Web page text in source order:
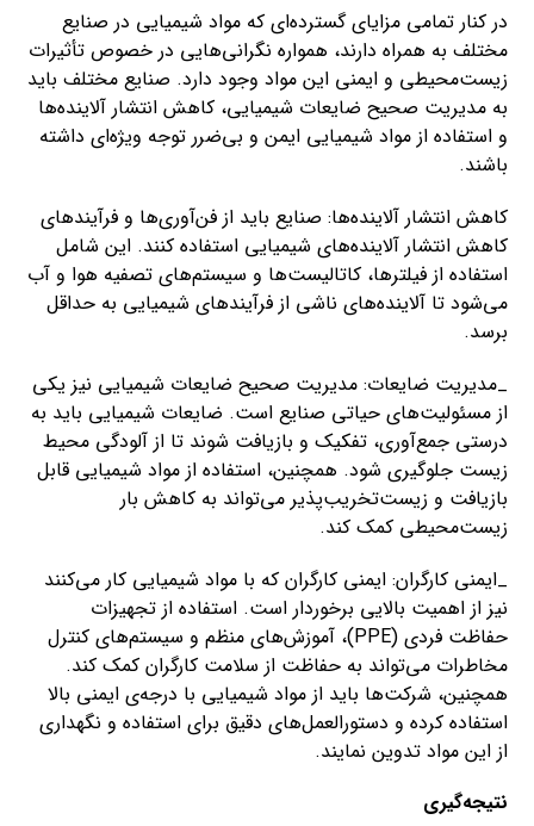
در کنار تمامی مزایای گسترده‌ای که مواد شیمیایی در صنایع
مختلف به همراه دارند، همواره نگرانی‌هایی در خصوص تأثیرات
زیست‌محیطی و ایمنی این مواد وجود دارد. صنایع مختلف باید
به مدیریت صحیح ضایعات شیمیایی، کاهش انتشار آلاینده‌ها
و استفاده از مواد شیمیایی ایمن و بی‌ضرر توجه ویژه‌ای داشته
باشند.
کاهش انتشار آلاینده‌ها: صنایع باید از فن‌آوری‌ها و فرآیندهای
کاهش انتشار آلاینده‌های شیمیایی استفاده کنند. این شامل
استفاده از فیلترها، کاتالیست‌ها و سیستم‌های تصفیه هوا و آب
می‌شود تا آلاینده‌های ناشی از فرآیندهای شیمیایی به حداقل
برسد.
_مدیریت ضایعات: مدیریت صحیح ضایعات شیمیایی نیز یکی
از مسئولیت‌های حیاتی صنایع است. ضایعات شیمیایی باید به
درستی جمع‌آوری، تفکیک و بازیافت شوند تا از آلودگی محیط
زیست جلوگیری شود. همچنین، استفاده از مواد شیمیایی قابل
بازیافت و زیست‌تخریب‌پذیر می‌تواند به کاهش بار
زیست‌محیطی کمک کند.
_ایمنی کارگران: ایمنی کارگران که با مواد شیمیایی کار می‌کنند
نیز از اهمیت بالایی برخوردار است. استفاده از تجهیزات
حفاظت فردی (PPE)، آموزش‌های منظم و سیستم‌های کنترل
مخاطرات می‌تواند به حفاظت از سلامت کارگران کمک کند.
همچنین، شرکت‌ها باید از مواد شیمیایی با درجه‌ی ایمنی بالا
استفاده کرده و دستورالعمل‌های دقیق برای استفاده و نگهداری
از این مواد تدوین نمایند.
نتیجه‌گیری